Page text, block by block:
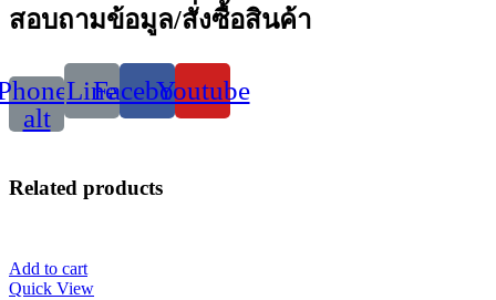
สอบถามข้อมูล/สั่งซื้อสินค้า
alt
LineFacebookYoutube
Related products
Add to cart
Quick View